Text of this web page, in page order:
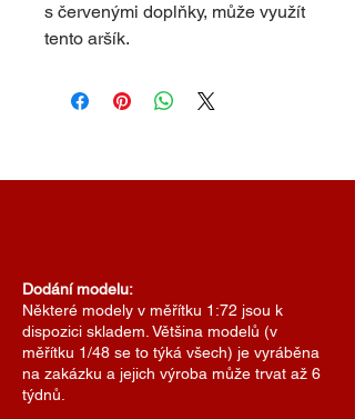
s červenými doplňky, může využít
tento aršík.
Dodání modelu:
Některé modely v měřítku 1:72 jsou k
dispozici skladem. Většina modelů (v
měřítku 1/48 se to týká všech) je vyráběna
na zakázku a jejich výroba může trvat až 6
týdnů.